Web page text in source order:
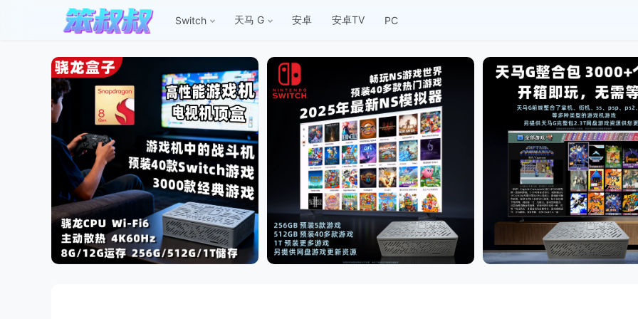
Switch 天马 G 安卓 安卓TV PC